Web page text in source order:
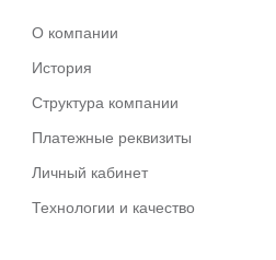
О компании
История
Структура компании
Платежные реквизиты
Личный кабинет
Технологии и качество